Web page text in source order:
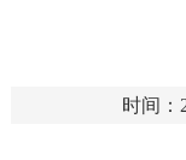
时间：